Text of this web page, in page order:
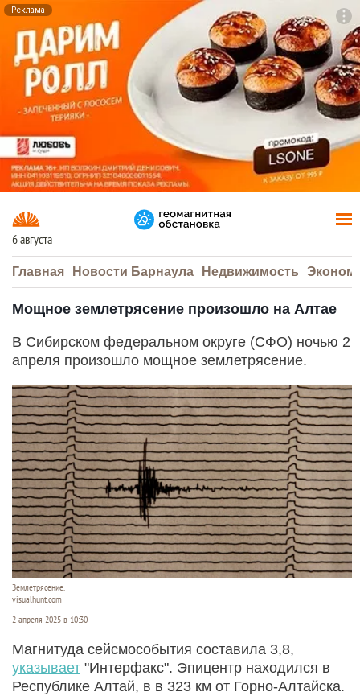
Реклама
6 августа
Главная Новости Барнаула Недвижимость
Мощное землетрясение произошло на Алтае
В Сибирском федеральном округе (СФО) ночью 2
апреля произошло мощное землетрясение.
Землетрясение.
visualhunt.com
2 апреля 2025 в 10:30
Магнитуда сейсмособытия составила 3,8,
указывает "Интерфакс". Эпицентр находился в
Республике Алтай, в в 323 км от Горно-Алтайска.